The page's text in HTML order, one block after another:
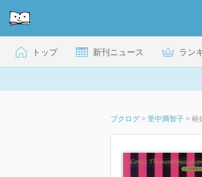
トップ 新刊ニュース ラン
ブクログ > 里中満智子 > 椿